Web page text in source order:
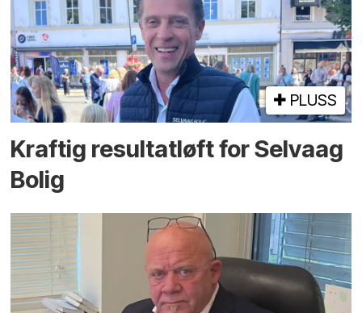
PLUSS
Kraftig resultatløft for Selvaag
Bolig